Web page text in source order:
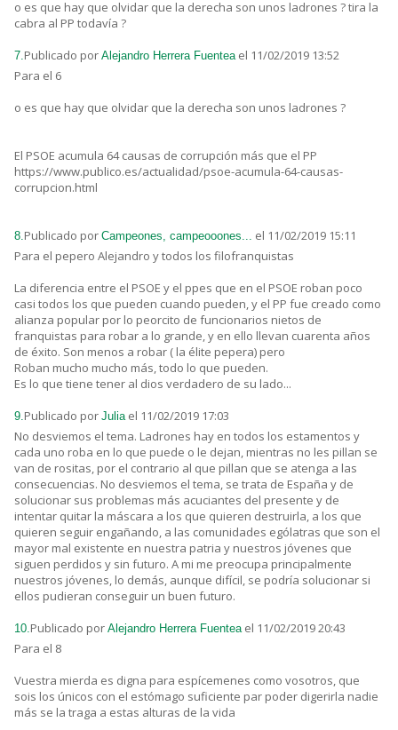
o es que hay que olvidar que la derecha son unos ladrones ? tira la
cabra al PP todavía ?
7.Publicado por Alejandro Herrera Fuentea el 11/02/2019 13:52
Para el 6
o es que hay que olvidar que la derecha son unos ladrones ?
El PSOE acumula 64 causas de corrupción más que el PP
https://www.publico.es/actualidad/psoe-acumula-64-causas-
corrupcion.html
8.Publicado por Campeones, campeooones... el 11/02/2019 15:11
Para el pepero Alejandro y todos los filofranquistas
La diferencia entre el PSOE y el ppes que en el PSOE roban poco
casi todos los que pueden cuando pueden, y el PP fue creado como
alianza popular por lo peorcito de funcionarios nietos de
franquistas para robar a lo grande, y en ello llevan cuarenta años
de éxito. Son menos a robar ( la élite pepera) pero
Roban mucho mucho más, todo lo que pueden.
Es lo que tiene tener al dios verdadero de su lado...
9.Publicado por Julia el 11/02/2019 17:03
No desviemos el tema. Ladrones hay en todos los estamentos y
cada uno roba en lo que puede o le dejan, mientras no les pillan se
van de rositas, por el contrario al que pillan que se atenga a las
consecuencias. No desviemos el tema, se trata de España y de
solucionar sus problemas más acuciantes del presente y de
intentar quitar la máscara a los que quieren destruirla, a los que
quieren seguir engañando, a las comunidades ególatras que son el
mayor mal existente en nuestra patria y nuestros jóvenes que
siguen perdidos y sin futuro. A mi me preocupa principalmente
nuestros jóvenes, lo demás, aunque difícil, se podría solucionar si
ellos pudieran conseguir un buen futuro.
10.Publicado por Alejandro Herrera Fuentea el 11/02/2019 20:43
Para el 8
Vuestra mierda es digna para espícemenes como vosotros, que
sois los únicos con el estómago suficiente par poder digerirla nadie
más se la traga a estas alturas de la vida